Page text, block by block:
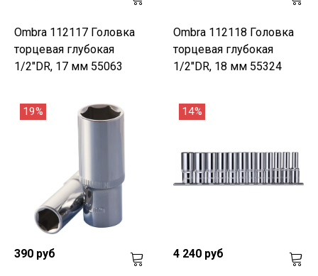
Ombra 112117 Головка
торцевая глубокая
1/2"DR, 17 мм 55063
Ombra 112118 Головка
торцевая глубокая
1/2"DR, 18 мм 55324
19%
390 руб
14%
4 240 руб